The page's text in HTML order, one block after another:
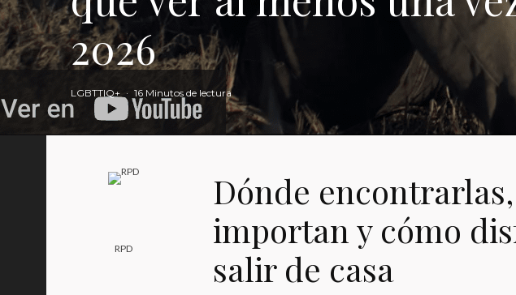
2026
LGBTTIQ+ · 16 Minutos de lectura
RPD
Dónde
importan y cómo
salir de casa